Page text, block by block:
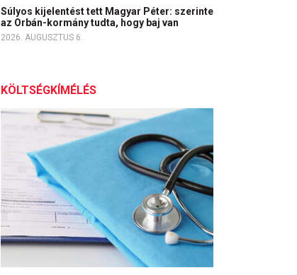
Súlyos kijelentést tett Magyar Péter: szerinte
az Orbán-kormány tudta, hogy baj van
2026. AUGUSZTUS 6.
KÖLTSÉGKÍMÉLÉS